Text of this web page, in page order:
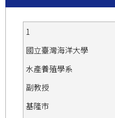
1
國立臺灣海洋大學
水產養殖學系
副教授
基隆市